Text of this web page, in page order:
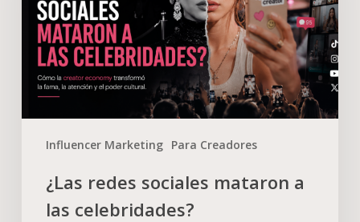
Influencer Marketing Para Creadores
¿Las redes sociales mataron a
las celebridades?